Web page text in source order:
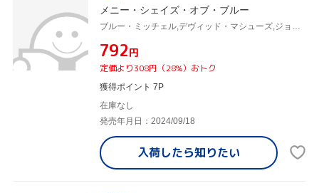
メニー・シェイズ・オブ・ブルー
¥792円
定価より308円（28%）おトク
獲得ポイント 7P
在庫なし
発売年月日：2024/09/18
入荷したら知りたい